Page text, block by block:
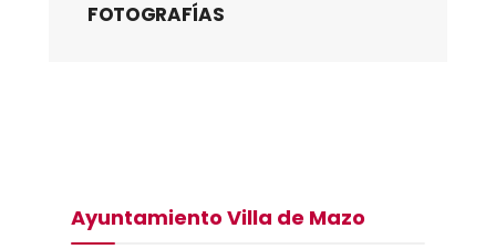
FOTOGRAFÍAS
Ayuntamiento Villa de Mazo